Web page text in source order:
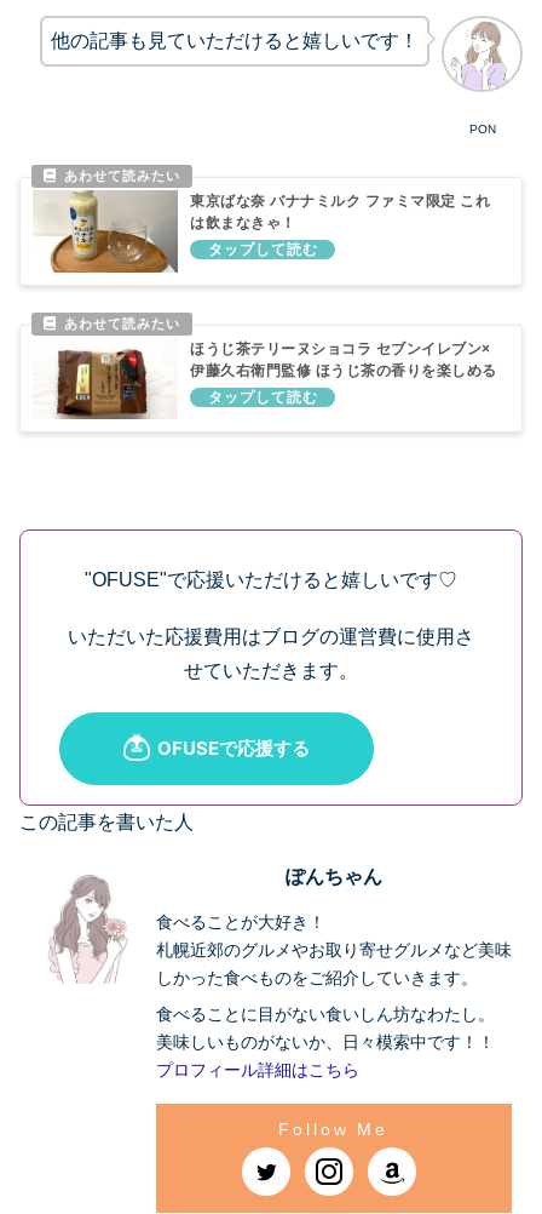
PON
他の記事も見ていただけると嬉しいです！
東京ばな奈 バナナミルク ファミマ限定 これ
は飲まなきゃ！
ほうじ茶テリーヌショコラ セブンイレブン×
伊藤久右衛門監修 ほうじ茶の香りを楽しめる
スイーツ！
"OFUSE"で応援いただけると嬉しいです♡
いただいた応援費用はブログの運営費に使用さ
せていただきます。
この記事を書いた人
ぽんちゃん
食べることが大好き！
札幌近郊のグルメやお取り寄せグルメなど美味
しかった食べものをご紹介していきます。
食べることに目がない食いしん坊なわたし。
美味しいものがないか、日々模索中です！！
プロフィール詳細はこちら